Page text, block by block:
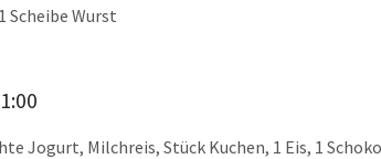
Scheibe Wurst
Jogurt, Milchreis, Stück Kuchen, 1 Eis, 1